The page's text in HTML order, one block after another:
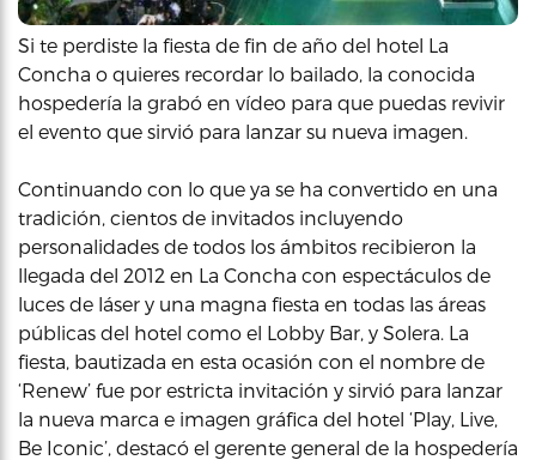
Si te perdiste la fiesta de fin de año del hotel La
Concha o quieres recordar lo bailado, la conocida
hospedería la grabó en vídeo para que puedas revivir
el evento que sirvió para lanzar su nueva imagen.
Continuando con lo que ya se ha convertido en una
tradición, cientos de invitados incluyendo
personalidades de todos los ámbitos recibieron la
llegada del 2012 en La Concha con espectáculos de
luces de láser y una magna fiesta en todas las áreas
públicas del hotel como el Lobby Bar, y Solera. La
fiesta, bautizada en esta ocasión con el nombre de
‘Renew’ fue por estricta invitación y sirvió para lanzar
la nueva marca e imagen gráfica del hotel ‘Play, Live,
Be Iconic’, destacó el gerente general de la hospedería